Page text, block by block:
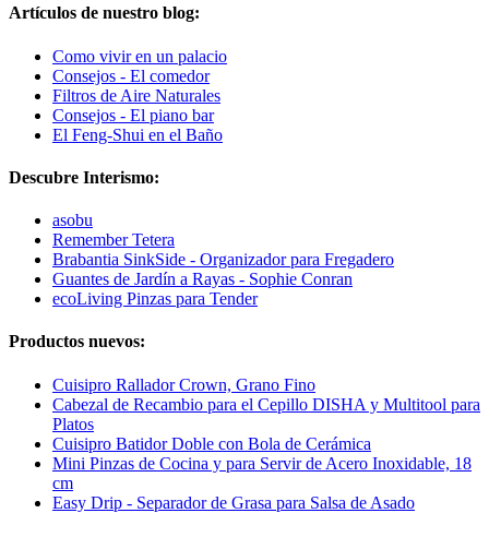
Artículos de nuestro blog:
Como vivir en un palacio
Consejos - El comedor
Filtros de Aire Naturales
Consejos - El piano bar
El Feng-Shui en el Baño
Descubre Interismo:
asobu
Remember Tetera
Brabantia SinkSide - Organizador para Fregadero
Guantes de Jardín a Rayas - Sophie Conran
ecoLiving Pinzas para Tender
Productos nuevos:
Cuisipro Rallador Crown, Grano Fino
Cabezal de Recambio para el Cepillo DISHA y Multitool para
Platos
Cuisipro Batidor Doble con Bola de Cerámica
Mini Pinzas de Cocina y para Servir de Acero Inoxidable, 18
cm
Easy Drip - Separador de Grasa para Salsa de Asado